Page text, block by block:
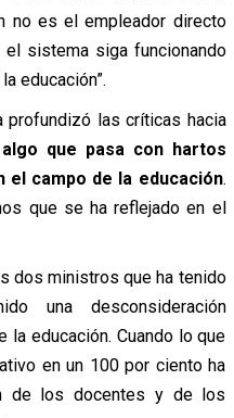
no es el empleador directo
el sistema siga funcionando
educación”.
profundizó las críticas hacia
que pasa con hartos
campo de la educación.
que se ha reflejado en el
dos ministros que ha tenido
una desconsideración
la educación. Cuando lo que
en un 100 por ciento ha
de los docentes y de los